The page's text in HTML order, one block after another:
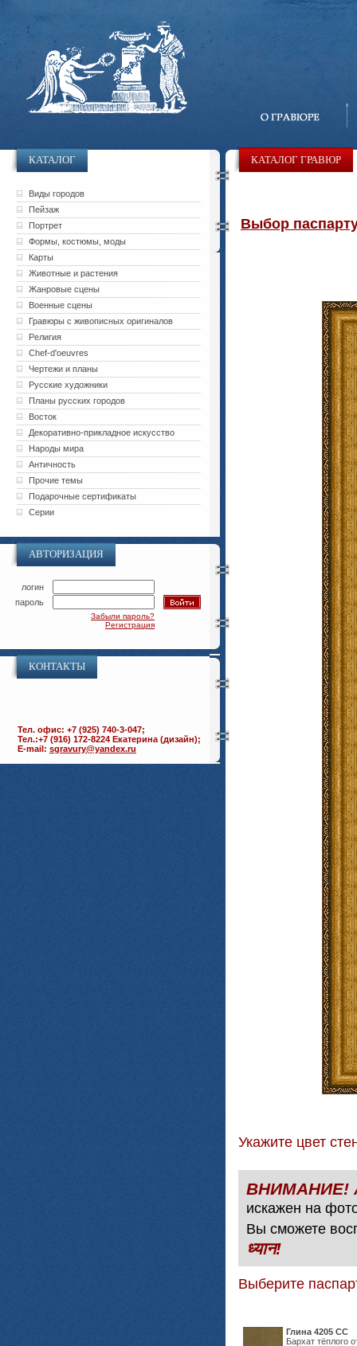
КАТАЛОГ
Виды городов
Пейзаж
Портрет
Формы, костюмы, моды
Карты
Животные и растения
Жанровые сцены
Военные сцены
Гравюры с живописных оригиналов
Религия
Chef-d'oeuvres
Чертежи и планы
Русские художники
Планы русских городов
Восток
Декоративно-прикладное искусство
Народы мира
Античность
Прочие темы
Подарочные сертификаты
Серии
АВТОРИЗАЦИЯ
логин
пароль
Забыли пароль?
Регистрация
КОНТАКТЫ
Тел. офис: +7 (925) 740-3-047;
Тел.:+7 (916) 172-8224 Екатерина (дизайн);
E-mail: sgravury@yandex.ru
КАТАЛОГ ГРАВЮР
Выбор
Укажите цвет
искажен на
Вы сможете
ध्यान!
Выберите
Глина 4205 СС
Бархат тёплого